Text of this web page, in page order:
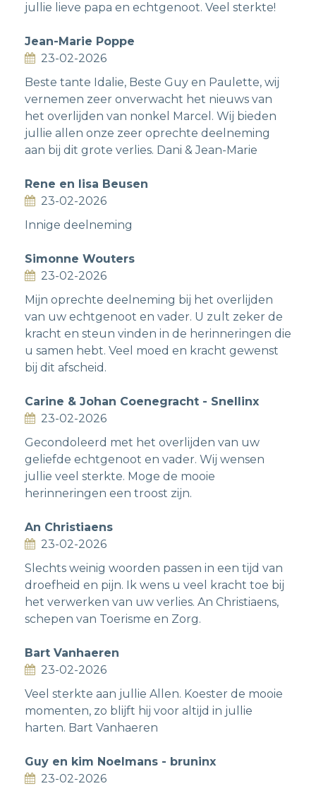
jullie lieve papa en echtgenoot. Veel sterkte!
Jean-Marie Poppe
23-02-2026
Beste tante Idalie, Beste Guy en Paulette, wij
vernemen zeer onverwacht het nieuws van
het overlijden van nonkel Marcel. Wij bieden
jullie allen onze zeer oprechte deelneming
aan bij dit grote verlies. Dani & Jean-Marie
Rene en lisa Beusen
23-02-2026
Innige deelneming
Simonne Wouters
23-02-2026
Mijn oprechte deelneming bij het overlijden
van uw echtgenoot en vader. U zult zeker de
kracht en steun vinden in de herinneringen die
u samen hebt. Veel moed en kracht gewenst
bij dit afscheid.
Carine & Johan Coenegracht - Snellinx
23-02-2026
Gecondoleerd met het overlijden van uw
geliefde echtgenoot en vader. Wij wensen
jullie veel sterkte. Moge de mooie
herinneringen een troost zijn.
An Christiaens
23-02-2026
Slechts weinig woorden passen in een tijd van
droefheid en pijn. Ik wens u veel kracht toe bij
het verwerken van uw verlies. An Christiaens,
schepen van Toerisme en Zorg.
Bart Vanhaeren
23-02-2026
Veel sterkte aan jullie Allen. Koester de mooie
momenten, zo blijft hij voor altijd in jullie
harten. Bart Vanhaeren
Guy en kim Noelmans - bruninx
23-02-2026